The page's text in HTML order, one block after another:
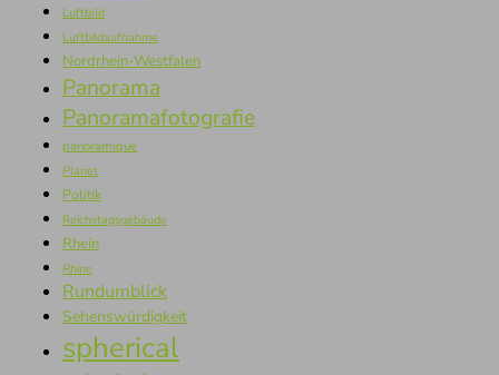
Luftbild
Luftbildaufnahme
Nordrhein-Westfalen
Panorama
Panoramafotografie
panoramique
Planet
Politik
Reichstagsgebäude
Rhein
Rhine
Rundumblick
Sehenswürdigkeit
spherical